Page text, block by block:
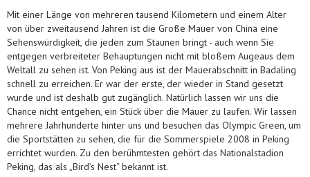
Mit einer Länge von mehreren tausend Kilometern und einem Alter
von über zweitausend Jahren ist die Große Mauer von China eine
Sehenswürdigkeit, die jeden zum Staunen bringt - auch wenn Sie
entgegen verbreiteter Behauptungen nicht mit bloßem Augeaus dem
Weltall zu sehen ist. Von Peking aus ist der Mauerabschnitt in Badaling
schnell zu erreichen. Er war der erste, der wieder in Stand gesetzt
wurde und ist deshalb gut zugänglich. Natürlich lassen wir uns die
Chance nicht entgehen, ein Stück über die Mauer zu laufen. Wir lassen
mehrere Jahrhunderte hinter uns und besuchen das Olympic Green, um
die Sportstätten zu sehen, die für die Sommerspiele 2008 in Peking
errichtet wurden. Zu den berühmtesten gehört das Nationalstadion
Peking, das als „Bird’s Nest“ bekannt ist.